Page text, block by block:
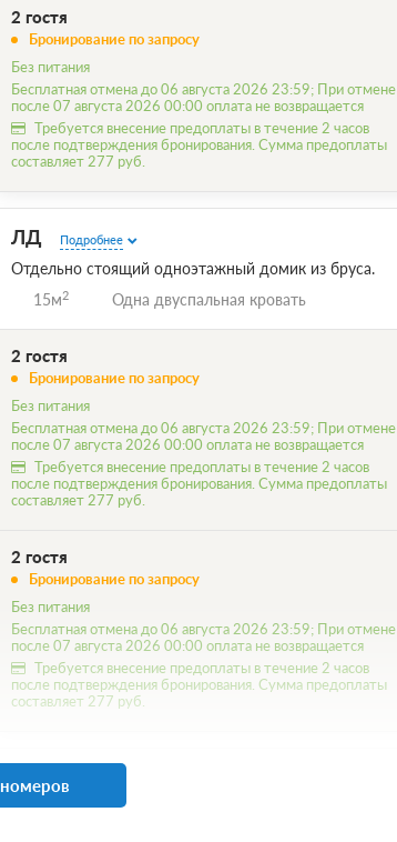
2 гостя
Бронирование по запросу
Без питания
Бесплатная отмена до 06 августа 2026 23:59; При отмене
после 07 августа 2026 00:00 оплата не возвращается
Требуется внесение предоплаты в течение 2 часов
после подтверждения бронирования. Сумма предоплаты
составляет 277 руб.
ЛД Подробнее
Отдельно стоящий одноэтажный домик из бруса.
15м2 Одна двуспальная кровать
2 гостя
Бронирование по запросу
Без питания
Бесплатная отмена до 06 августа 2026 23:59; При отмене
после 07 августа 2026 00:00 оплата не возвращается
Требуется внесение предоплаты в течение 2 часов
после подтверждения бронирования. Сумма предоплаты
составляет 277 руб.
2 гостя
Бронирование по запросу
Без питания
Бесплатная отмена до 06 августа 2026 23:59; При отмене
после 07 августа 2026 00:00 оплата не возвращается
Требуется внесение предоплаты в течение 2 часов
после подтверждения бронирования. Сумма предоплаты
составляет 277 руб.
М2
Бюджетный номер без удобств.